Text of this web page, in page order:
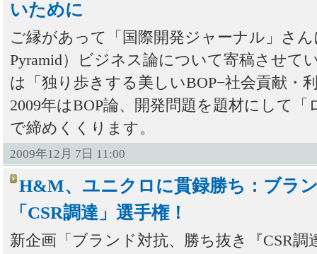
いために
ご縁があって「国際開発ジャーナル」さん
Pyramid）ビジネス論について寄稿させて
は「独り歩きする美しいBOP−社会貢献・
2009年はBOP論、開発問題を題材にして
で締めくくります。
2009年12月 7日 11:00
H&M、ユニクロに貫録勝ち：ブラ
「CSR調達」選手権！
新企画「ブランド対抗、勝ち抜き『CSR調